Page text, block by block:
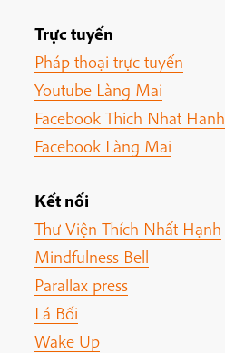
Trực tuyến
Pháp thoại trực tuyến
Youtube Làng Mai
Facebook Thich Nhat Hanh
Facebook Làng Mai
Kết nối
Thư Viện Thích Nhất Hạnh
Mindfulness Bell
Parallax press
Lá Bối
Wake Up